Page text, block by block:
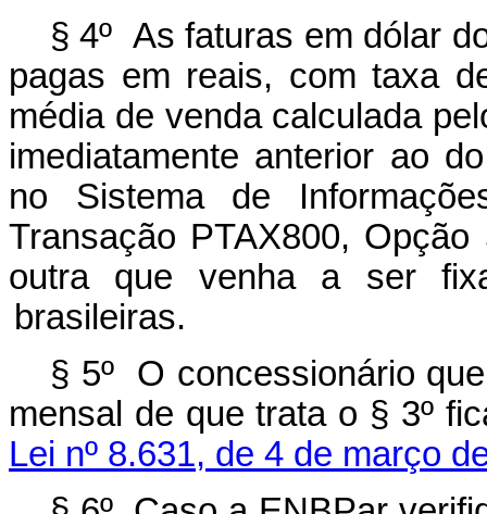
§ 4º As faturas em dólar
pagas em reais, com taxa
média de venda calculada
imediatamente anterior ao
no Sistema de
Transação PTAX800, Opção
outra que venha a ser
brasileiras.
§ 5º O concessionário
mensal de que trata o § 3º
Lei nº 8.631, de 4 de março